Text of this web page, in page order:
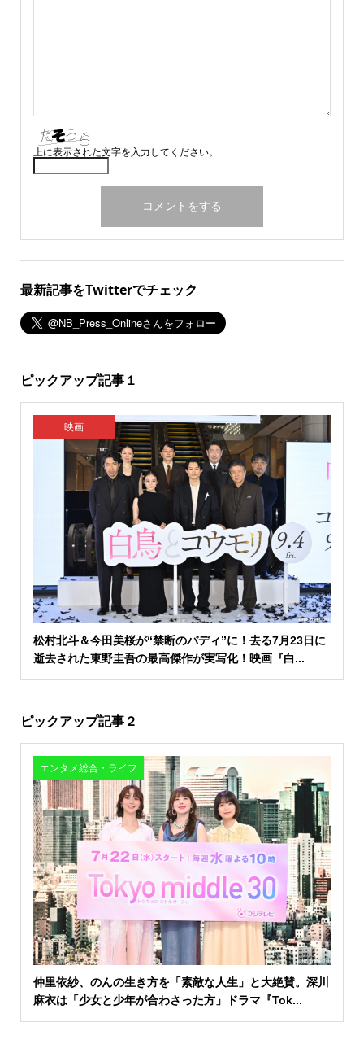
上に表示された文字を入力してください。
最新記事をTwitterでチェック
ピックアップ記事１
映画
松村北斗＆今田美桜が“禁断のバディ”に！去る7月23日に
逝去された東野圭吾の最高傑作が実写化！映画『白...
ピックアップ記事２
エンタメ総合・ライフ
仲里依紗、のんの生き方を「素敵な人生」と大絶賛。深川
麻衣は「少女と少年が合わさった方」ドラマ『Tok...